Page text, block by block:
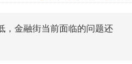
：北斗收官之星发射成功，全产业链解析
，金融街当前面临的问题还